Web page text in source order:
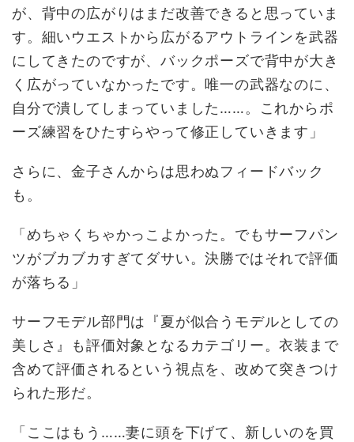
が、背中の広がりはまだ改善できると思っていま
す。細いウエストから広がるアウトラインを武器
にしてきたのですが、バックポーズで背中が大き
く広がっていなかったです。唯一の武器なのに、
自分で潰してしまっていました……。これからポ
ーズ練習をひたすらやって修正していきます」
さらに、金子さんからは思わぬフィードバック
も。
「めちゃくちゃかっこよかった。でもサーフパン
ツがブカブカすぎてダサい。決勝ではそれで評価
が落ちる」
サーフモデル部門は『夏が似合うモデルとしての
美しさ』も評価対象となるカテゴリー。衣装まで
含めて評価されるという視点を、改めて突きつけ
られた形だ。
「ここはもう……妻に頭を下げて、新しいのを買